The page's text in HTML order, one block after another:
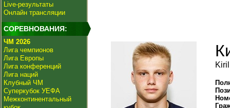
Live-результаты
Онлайн трансляции
СОРЕВНОВАНИЯ:
ЧМ 2026
Лига чемпионов
Лига Европы
Лига конференций
Лига наций
Клубный ЧМ
Суперкубок УЕФА
Межконтинентальный